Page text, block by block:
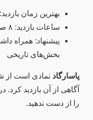
بهترین زمان
ساعات بازدید: ۸ صبح تا ۶ عصر
پیشنهاد: همراه
بخش‌های تاریخی
پاسارگاد نمادی است از
آگاهی از آن بازدید
را از دست ندهید.